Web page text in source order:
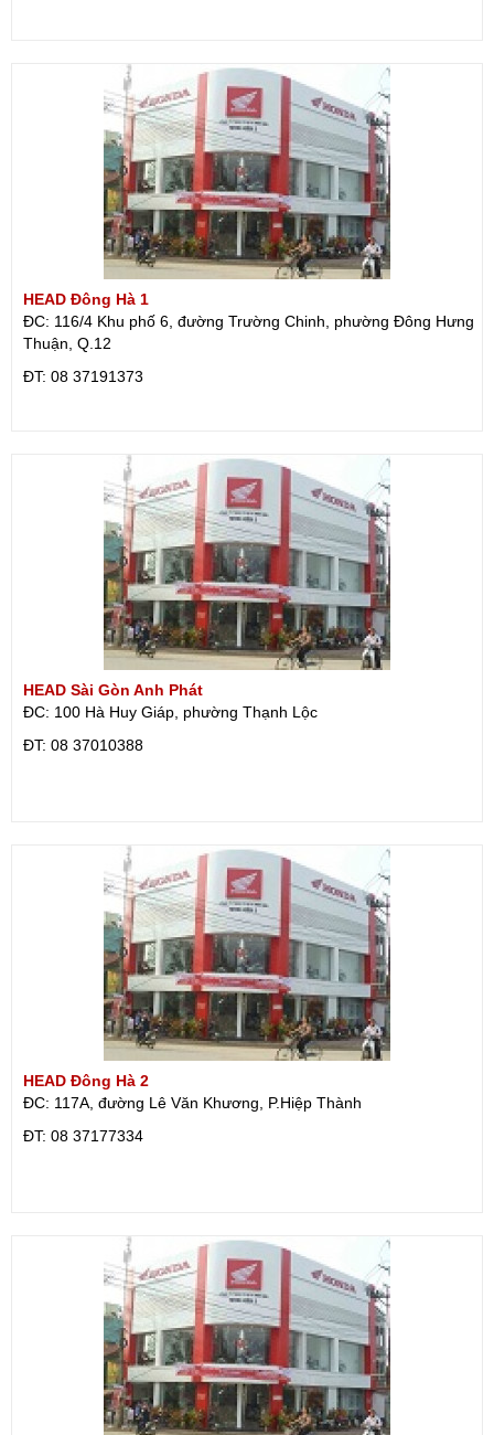
HEAD Đông Hà 1
ĐC: 116/4 Khu phố 6, đường Trường Chinh, phường Đông Hưng
Thuận, Q.12
ÐT: 08 37191373
HEAD Sài Gòn Anh Phát
ĐC: 100 Hà Huy Giáp, phường Thạnh Lộc
ÐT: 08 37010388
HEAD Đông Hà 2
ĐC: 117A, đường Lê Văn Khương, P.Hiệp Thành
ÐT: 08 37177334